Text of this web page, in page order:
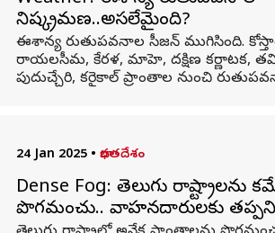
నిష్క్రమణ..అసలేమైంది?
ఈశాన్య రుతుపవనాల సీజన్ ముగిసింది.
రాయలసీమ, కేరళ, మాహె, దక్షిణ కర్ణాటక,
పుదుచ్చేరి, కరైకాల్ ప్రాంతాల నుంచి
24 Jan 2025 • భారతదేశం
Dense Fog: తెలుగు రాష్ట్రాలను
పొగమంచు.. వాహనదారులకు తప్పని